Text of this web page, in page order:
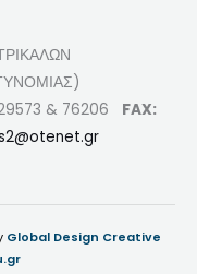
& 76206
FAX:
Global Design Creative